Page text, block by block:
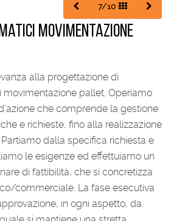
7/10
movimentazione
alla progettazione di
pallet. Operiamo
che comprende la gestione
e richieste, fino alla realizzazione
dalla specifica richiesta e
le esigenze ed effettuiamo un
di fattibilità, che si concretizza
commerciale. La fase esecutiva
in ogni aspetto, da